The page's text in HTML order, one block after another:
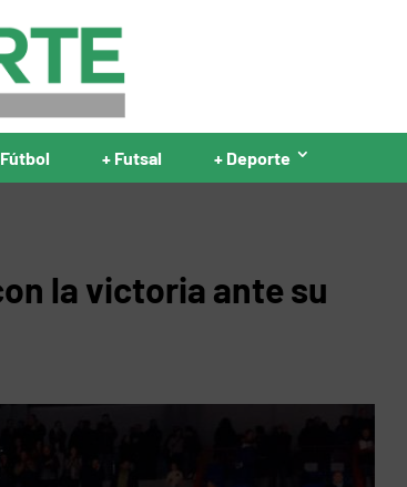
+ Futsal + Deporte
la victoria ante su